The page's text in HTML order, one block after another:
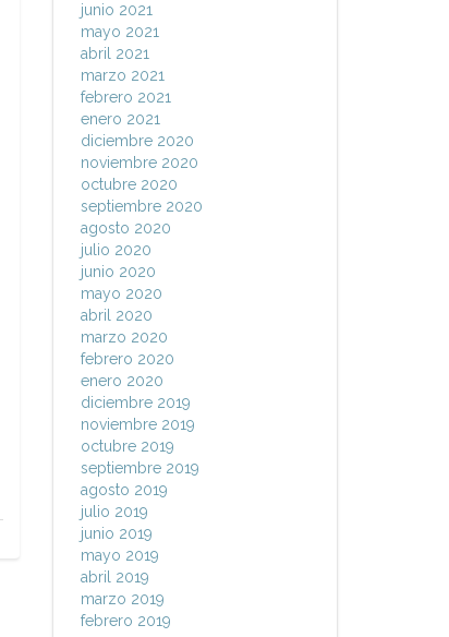
junio 2021
mayo 2021
abril 2021
marzo 2021
febrero 2021
enero 2021
diciembre 2020
noviembre 2020
octubre 2020
septiembre 2020
agosto 2020
julio 2020
junio 2020
mayo 2020
abril 2020
marzo 2020
febrero 2020
enero 2020
diciembre 2019
noviembre 2019
octubre 2019
septiembre 2019
agosto 2019
julio 2019
junio 2019
mayo 2019
abril 2019
marzo 2019
febrero 2019